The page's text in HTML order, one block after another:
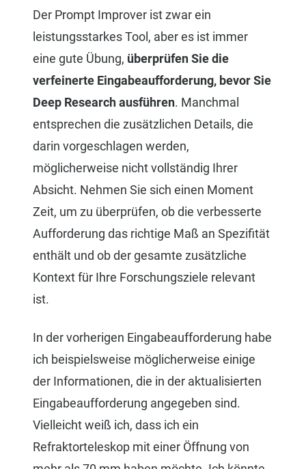
Der Prompt Improver ist zwar ein
leistungsstarkes Tool, aber es ist immer
eine gute Übung, überprüfen Sie die
verfeinerte Eingabeaufforderung, bevor Sie
Deep Research ausführen. Manchmal
entsprechen die zusätzlichen Details, die
darin vorgeschlagen werden,
möglicherweise nicht vollständig Ihrer
Absicht. Nehmen Sie sich einen Moment
Zeit, um zu überprüfen, ob die verbesserte
Aufforderung das richtige Maß an Spezifität
enthält und ob der gesamte zusätzliche
Kontext für Ihre Forschungsziele relevant
ist.
In der vorherigen Eingabeaufforderung habe
ich beispielsweise möglicherweise einige
der Informationen, die in der aktualisierten
Eingabeaufforderung angegeben sind.
Vielleicht weiß ich, dass ich ein
Refraktorteleskop mit einer Öffnung von